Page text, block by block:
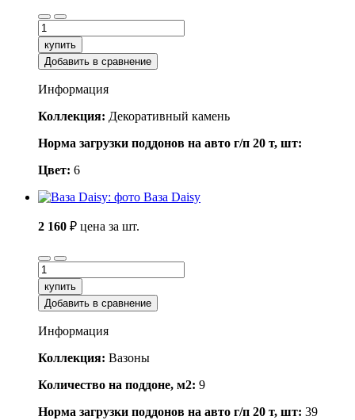
купить
Добавить в сравнение
Информация
Коллекция: Декоративный камень
Норма загрузки поддонов на авто г/п 20 т, шт:
Цвет: 6
Ваза Daisy
2 160 ₽ цена за шт.
купить
Добавить в сравнение
Информация
Коллекция: Вазоны
Количество на поддоне, м2: 9
Норма загрузки поддонов на авто г/п 20 т, шт: 39